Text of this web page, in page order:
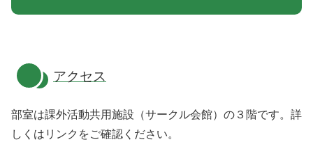
アクセス
部室は課外活動共用施設（サークル会館）の３階です。詳
しくはリンクをご確認ください。